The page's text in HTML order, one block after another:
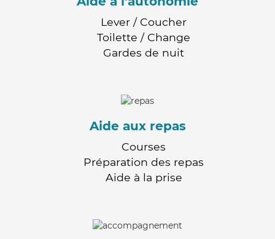
Lever / Coucher
Toilette / Change
Gardes de nuit
Aide aux repas
Courses
Préparation des repas
Aide à la prise